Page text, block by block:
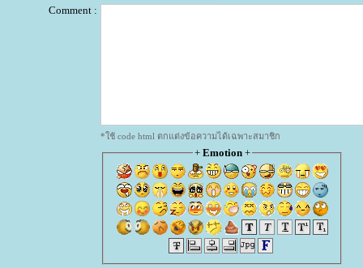
Comment :
*ใช้ code html ตกแต่งข้อความได้เฉพาะสมาชิก
+ Emotion+